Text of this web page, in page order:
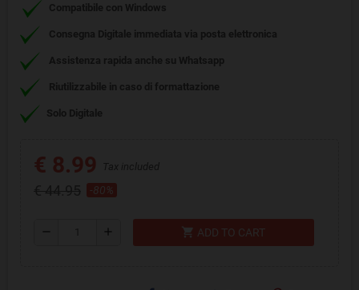
Compatibile con Windows
Consegna Digitale immediata via posta elettronica
Assistenza rapida anche su Whatsapp
Riutilizzabile in caso di formattazione
Solo Digitale
€ 8.99 Tax included
-80%
add shopping_cart ADD TO CART